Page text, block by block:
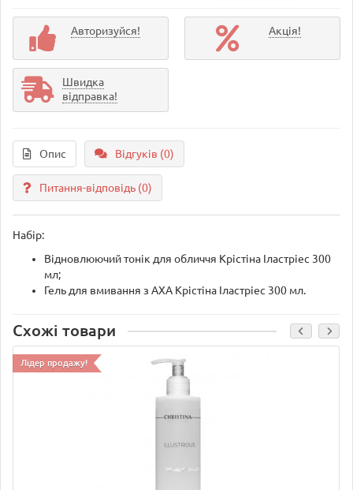
Авторизуйся! Акція!
Швидка
відправка!
Опис Відгуків (0)
Питання-відповідь (0)
Набір:
Відновлюючий тонік для обличчя Крістіна Іластріес 300
мл;
Гель для вмивання з АХА Крістіна Іластріес 300 мл.
Схожі товари
Лідер продажу!